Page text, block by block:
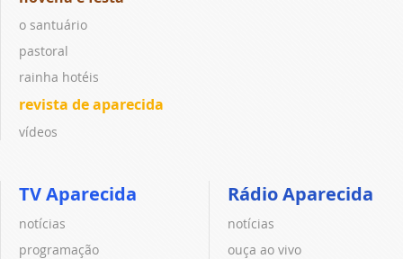
o santuário
pastoral
rainha hotéis
revista de aparecida
vídeos
TV Aparecida
notícias
programação
Rádio Aparecida
notícias
ouça ao vivo